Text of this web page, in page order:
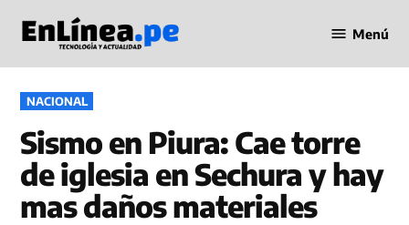
contenido
en Línea
Menú
PUBLICADO
EN
NACIONAL
Sismo en Piura: Cae torre
de iglesia en Sechura y hay
mas daños materiales